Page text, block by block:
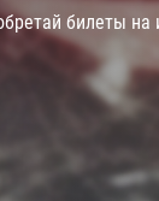
Трактор
Дивизион
Адмирал
КХЛ
билеты на